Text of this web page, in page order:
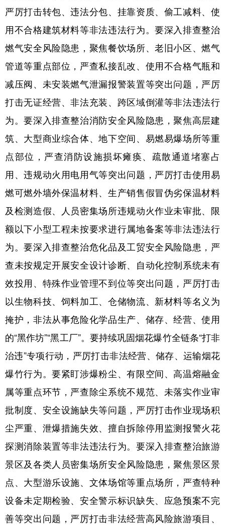
严厉打击转包、违法分包、挂靠资质、偷工减料、使
用不合格建筑材料等非法违法行为。要深入排查整治
燃气安全风险隐患，聚焦餐饮场所、老旧小区、燃气
管道等重点部位，严查私接乱改、使用不合格气瓶和
减压阀、未安装燃气泄漏报警装置等突出问题，严厉
打击无证经营、非法充装、跨区域倒灌等非法违法行
为。要深入排查整治消防安全风险隐患，聚焦高层建
筑、大型商业综合体、地下空间、易燃易爆场所等重
点部位，严查消防设施损坏瘫痪、疏散通道堵塞占
用、违规动火用电用气等突出问题，严厉打击使用易
燃可燃外墙外保温材料、生产销售假冒伪劣保温材料
及检测造假、人员密集场所违规动火作业未审批、限
额以下小型工程未按要求进行属地备案等非法违法行
为。要深入排查整治危化品及工贸安全风险隐患，严
查未按规定开展安全设计诊断、自动化控制系统未有
效投用、特殊作业管理不到位等突出问题，严厉打击
以生物科技、饲料加工、仓储物流、新材料等名义为
掩护，非法从事危险化学品生产、储存、经营、使用
的“黑作坊”“黑工厂”。要持续巩固烟花爆竹全链条“打非
治违”专项行动，严厉打击非法经营、储存、运输烟花
爆竹行为。要紧盯涉爆粉尘、有限空间、高温熔融金
属等重点环节，严查除尘系统不规范、未落实作业审
批制度、安全设施缺失等问题，严厉打击作业现场积
尘严重、泄爆措施失效、擅自拆除停用监测报警火花
探测消除装置等非法违法行为。要深入排查整治旅游
景区及各类人员密集场所安全风险隐患，聚焦景区景
点、大型游乐设施、文体场馆等重点场所，严查特种
设备未定期检验、安全警示标识缺失、应急预案不完
善等突出问题，严厉打击非法经营高风险旅游项目、